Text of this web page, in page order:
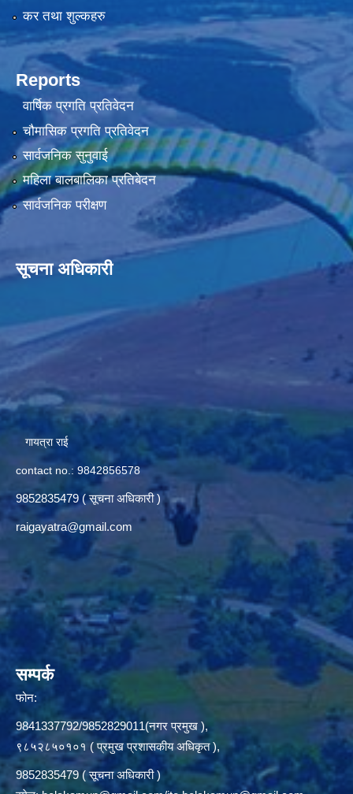
कर तथा शुल्कहरु
Reports
वार्षिक प्रगति प्रतिवेदन
चौमासिक प्रगति प्रतिवेदन
सार्वजनिक सुनुवाई
महिला बालबालिका प्रतिबेदन
सार्वजनिक परीक्षण
सूचना अधिकारी
गायत्रा राई
contact no.: 9842856578
9852835479 ( सूचना अधिकारी )
raigayatra@gmail.com
सम्पर्क
फोन:
9841337792/9852829011(नगर प्रमुख ),
९८५२८५०१०१ ( प्रमुख प्रशासकीय अधिकृत ),
9852835479 ( सूचना अधिकारी )